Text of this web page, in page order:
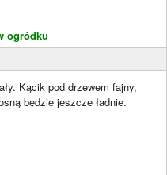
ogródku
Kącik pod drzewem fajny,
będzie jeszcze ładnie.